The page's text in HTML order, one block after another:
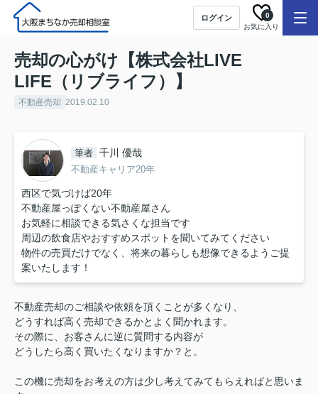
ログイン
お気に入り
0
売却の心がけ【株式会社LIVE
LIFE（リブライフ）】
不動産売却 2019.02.10
筆者 千川 優哉
不動産キャリア20年
西区で気づけば20年
不動産屋っぽくない不動産屋さん
お気軽に相談できる気さくな担当です
周辺の飲食店やおすすめスポットを聞いてみてください
物件の売買だけでなく、将来の暮らしも想像できるようご提
案いたします！
不動産売却のご相談や依頼を頂くことが多くなり、
どうすれば高く売却できるかとよく聞かれます。
その際に、お客さんに逆に質問する内容が
どうしたら高く買いたくなりますか？と。
この機に売却をお考えの方は少し考えてみてもらえればと思いま